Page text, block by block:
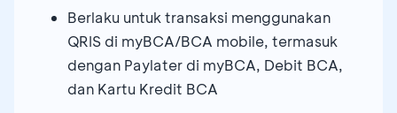
Berlaku untuk transaksi menggunakan
QRIS di myBCA/BCA mobile, termasuk
dengan Paylater di myBCA, Debit BCA,
dan Kartu Kredit BCA